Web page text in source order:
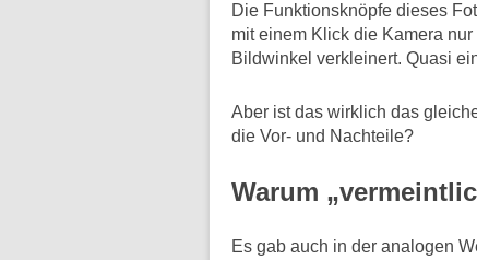
Die Funktionsknöpfe dieses
mit einem Klick die Kamera
Bildwinkel verkleinert. Quasi
Aber ist das wirklich das
die Vor- und Nachteile?
Warum
Es gab auch in der analogen